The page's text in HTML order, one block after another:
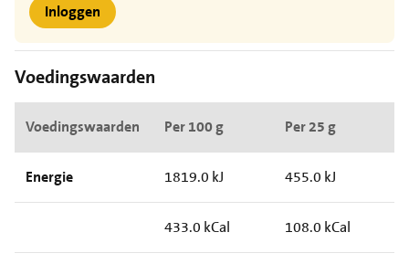
Inloggen
Voedingswaarden
Voedingswaarden Per 100 g Per 25 g
Energie 1819.0 kJ 455.0 kJ
433.0 kCal 108.0 kCal